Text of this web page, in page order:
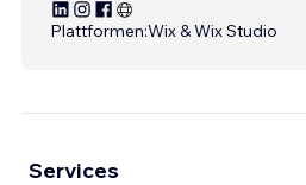
Plattformen:Wix & Wix Studio
Services